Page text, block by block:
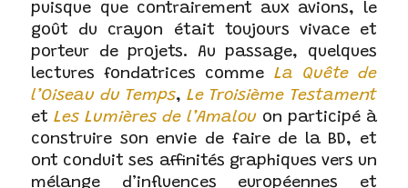
puisque que contrairement aux avions, le
goût du crayon était toujours vivace et
porteur de projets. Au passage, quelques
lectures fondatrices comme La Quête de
l’Oiseau du Temps, Le Troisième Testament
etLes Lumières de l’Amalou on participé à
construire son envie de faire de la BD, et
ont conduit ses affinités graphiques vers un
mélange d’influences européennes et